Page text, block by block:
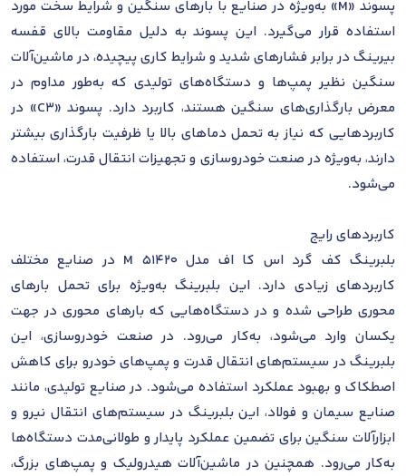
پسوند «M» به‌ویژه در صنایع با بارهای سنگین و شرایط سخت مورد
استفاده قرار می‌گیرد. این پسوند به دلیل مقاومت بالای قفسه
بیرینگ در برابر فشارهای شدید و شرایط کاری پیچیده، در ماشین‌آلات
سنگین نظیر پمپ‌ها و دستگاه‌های تولیدی که به‌طور مداوم در
معرض بارگذاری‌های سنگین هستند، کاربرد دارد. پسوند «C3» در
کاربردهایی که نیاز به تحمل دماهای بالا یا ظرفیت بارگذاری بیشتر
دارند، به‌ویژه در صنعت خودروسازی و تجهیزات انتقال قدرت، استفاده
می‌شود.
کاربردهای رایج
بلبرینگ کف گرد اس کا اف مدل 51420 M در صنایع مختلف
کاربردهای زیادی دارد. این بلبرینگ به‌ویژه برای تحمل بارهای
محوری طراحی شده و در دستگاه‌هایی که بارهای محوری در جهت
یکسان وارد می‌شود، به‌کار می‌رود. در صنعت خودروسازی، این
بلبرینگ در سیستم‌های انتقال قدرت و پمپ‌های خودرو برای کاهش
اصطکاک و بهبود عملکرد استفاده می‌شود. در صنایع تولیدی، مانند
صنایع سیمان و فولاد، این بلبرینگ در سیستم‌های انتقال نیرو و
ابزارآلات سنگین برای تضمین عملکرد پایدار و طولانی‌مدت دستگاه‌ها
به‌کار می‌رود. همچنین در ماشین‌آلات هیدرولیک و پمپ‌های بزرگ،